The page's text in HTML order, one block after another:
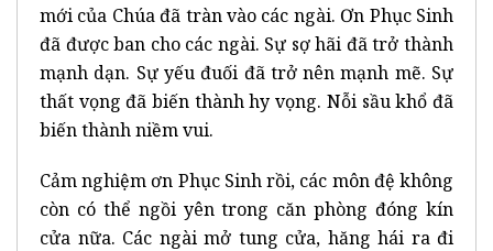
mới của Chúa đã tràn vào các ngài. Ơn Phục Sinh
đã được ban cho các ngài. Sự sợ hãi đã trở thành
mạnh dạn. Sự yếu đuối đã trở nên mạnh mẽ. Sự
thất vọng đã biến thành hy vọng. Nỗi sầu khổ đã
biến thành niềm vui.
Cảm nghiệm ơn Phục Sinh rồi, các môn đệ không
còn có thể ngồi yên trong căn phòng đóng kín
cửa nữa. Các ngài mở tung cửa, hăng hái ra đi